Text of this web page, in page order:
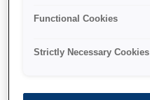
Functional Cookies
Strictly Necessary Cookies